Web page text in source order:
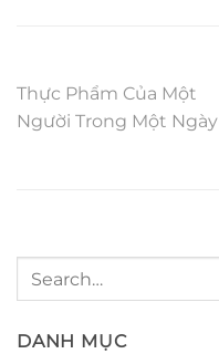
Thực Phẩm Của Một
Người Trong Một Ngày
DANH MỤC